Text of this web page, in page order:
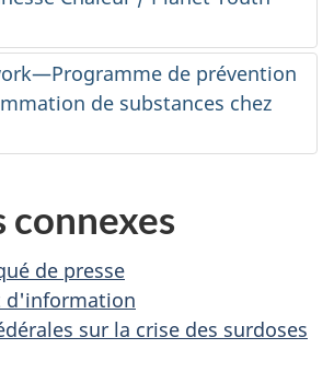
de prévention
de substances chez
de presse
d'information
sur la crise des surdoses